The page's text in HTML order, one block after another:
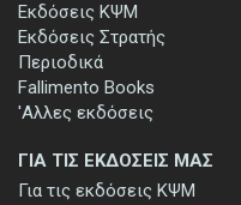
Εκδόσεις ΚΨΜ
Εκδόσεις Στρατής
Περιοδικά
Fallimento Books
'Αλλες εκδόσεις
ΓΙΑ ΤΙΣ ΕΚΔΟΣΕΙΣ ΜΑΣ
Για τις εκδόσεις ΚΨΜ